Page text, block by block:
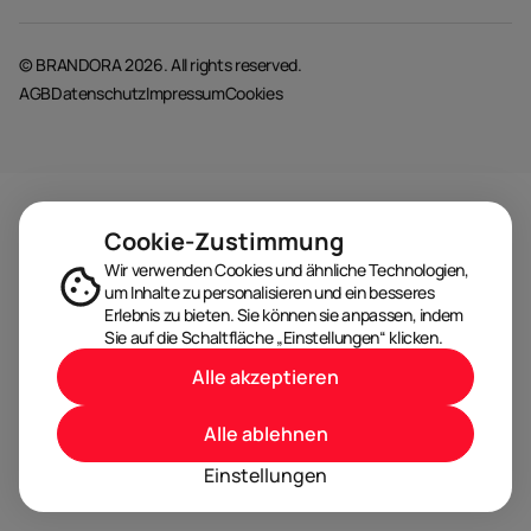
© BRANDORA 2026. All rights reserved.
AGBDatenschutzImpressumCookies
Cookie-Zustimmung
Wir verwenden Cookies und ähnliche Technologien,
um Inhalte zu personalisieren und ein besseres
Erlebnis zu bieten. Sie können sie anpassen, indem
Sie auf die Schaltfläche „Einstellungen“ klicken.
Einstellungen
Alle ablehnen
Alle akzeptieren